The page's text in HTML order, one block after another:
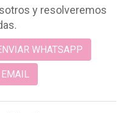
y resolveremos
WHATSAPP